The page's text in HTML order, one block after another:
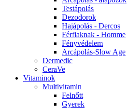
Testápolás
Dezodorok
Hajápolás - Dercos
Férfiaknak - Homme
Fényvédelem
Arcápolás-Slow Age
Dermedic
CeraVe
Vitaminok
Multivitamin
Felnőtt
Gyerek